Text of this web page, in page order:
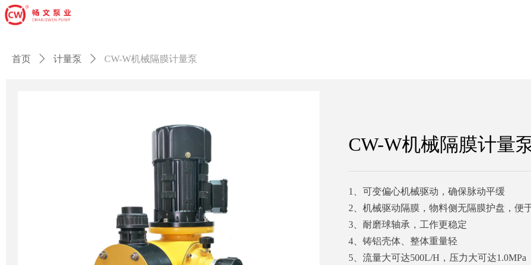
CW-W机械隔膜计量
1、可变偏心机械驱动，确保脉动平缓
2、机械驱动隔膜，物料侧无隔膜护盘，便
3、耐磨球轴承，工作更稳定
4、铸铝壳体、整体重量轻
5、流量大可达500L/H，压力大可达1.0MPa
首页 ꄲ 计量泵 ꄲ CW-W机械隔膜计量泵